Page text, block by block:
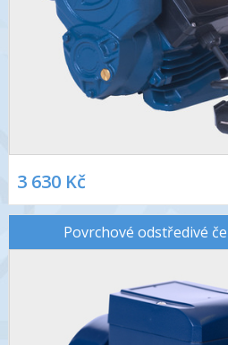
3 630 Kč
Povrchové odstředivé